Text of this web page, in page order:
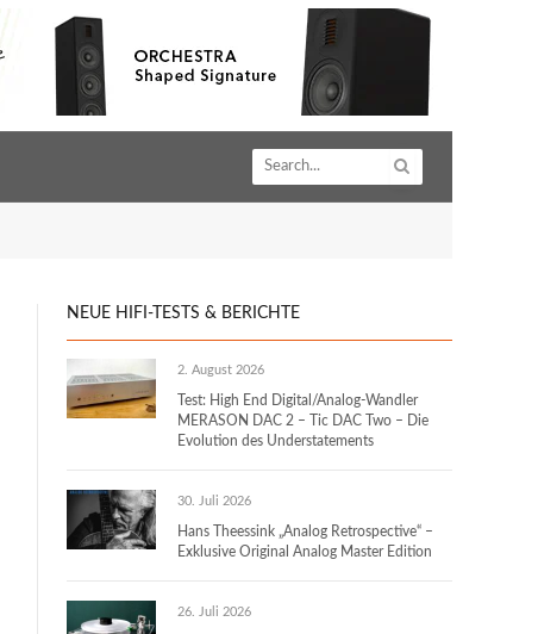
NEUE HIFI-TESTS & BERICHTE
2. August 2026
Test: High End Digital/Analog-Wandler
MERASON DAC 2 – Tic DAC Two – Die
Evolution des Understatements
30. Juli 2026
Hans Theessink „Analog Retrospective“ –
Exklusive Original Analog Master Edition
26. Juli 2026